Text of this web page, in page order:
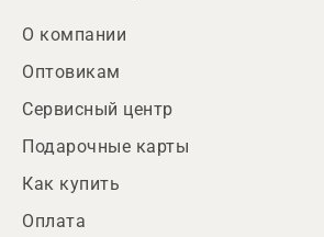
О компании
Оптовикам
Сервисный центр
Подарочные карты
Как купить
Оплата